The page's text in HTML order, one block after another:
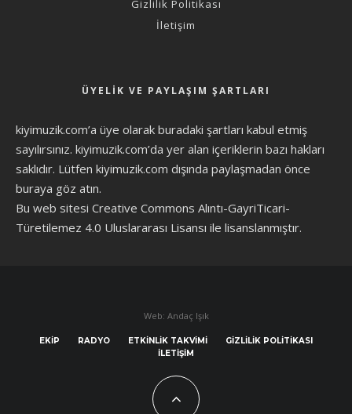
Gizlilik Politikası
İletişim
ÜYELIK VE PAYLAŞIM ŞARTLARI
kiyimuzik.com’a üye olarak buradaki şartları kabul etmiş
sayılırsınız. kiyimuzik.com’da yer alan içeriklerin bazı hakları
saklıdır. Lütfen kiyimuzik.com dışında paylaşmadan önce
buraya göz atın.
Bu web sitesi Creative Commons Alıntı-GayriTicari-
Türetilemez 4.0 Uluslararası Lisansı ile lisanslanmıştır.
Web: Andaç Işık
EKIP RADYO ETKINLIK TAKVIMI
GIZLILIK POLITIKASI
İLETIŞIM